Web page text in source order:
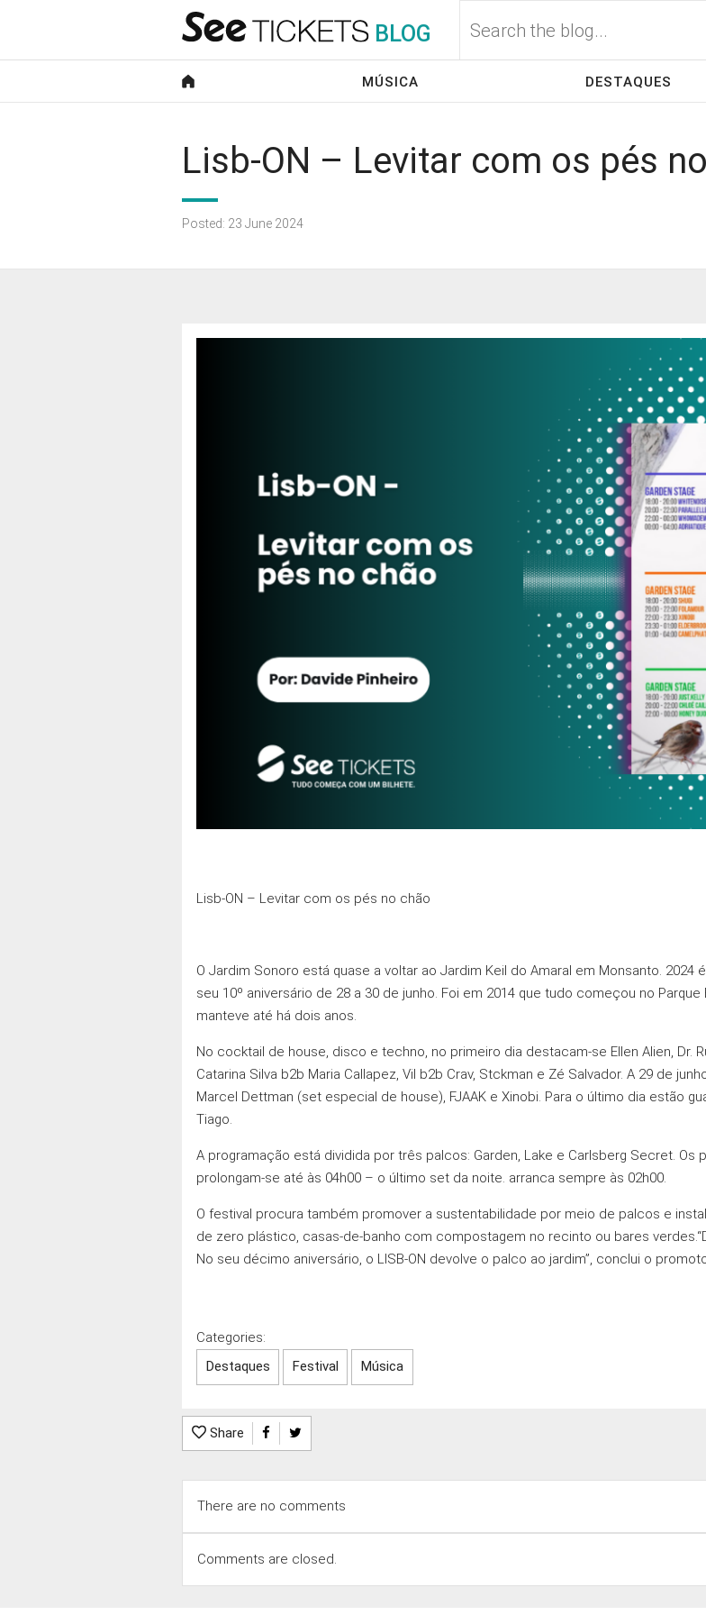
BLOG
MÚSICA DESTAQUES
Lisb-ON – Levitar com os pés
Posted: 23 June 2024
Lisb-ON – Levitar com os pés no chão
O Jardim Sonoro está quase a voltar ao Jardim Keil do Amaral em Monsanto. 2024
seu 10º aniversário de 28 a 30 de junho. Foi em 2014 que tudo começou no
manteve até há dois anos.
No cocktail de house, disco e techno, no primeiro dia destacam-se Ellen Alien, Dr.
Catarina Silva b2b Maria Callapez, Vil b2b Crav, Stckman e Zé Salvador. A 29 de
Marcel Dettman (set especial de house), FJAAK e Xinobi. Para o último dia estão
Tiago.
A programação está dividida por três palcos: Garden, Lake e Carlsberg Secret. Os
prolongam-se até às 04h00 – o último set da noite. arranca sempre às 02h00.
O festival procura também promover a sustentabilidade por meio de palcos e
de zero plástico, casas-de-banho com compostagem no recinto ou bares
No seu décimo aniversário, o LISB-ON devolve o palco ao jardim”, conclui o
Categories:
Destaques
Festival Música
Share
There are no comments
Comments are closed.